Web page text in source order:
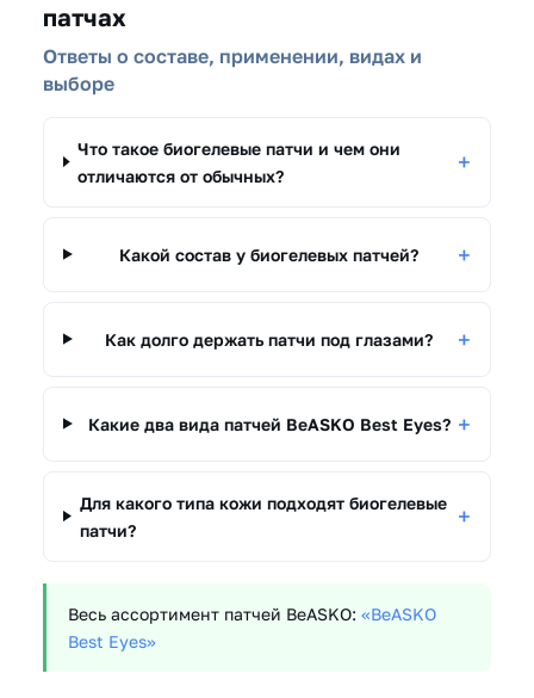
патчах
Ответы о составе, применении, видах и
выборе
Что такое биогелевые патчи и чем они
отличаются от обычных?
Какой состав у биогелевых патчей?
Как долго держать патчи под глазами?
Какие два вида патчей BeASKO Best Eyes?
Для какого типа кожи подходят биогелевые
патчи?
Весь ассортимент патчей BeASKO: «BeASKO
Best Eyes»